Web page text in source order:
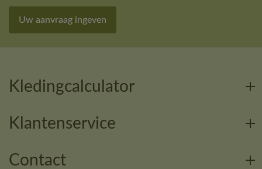
Uw aanvraag ingeven
Kledingcalculator
Klantenservice
Contact